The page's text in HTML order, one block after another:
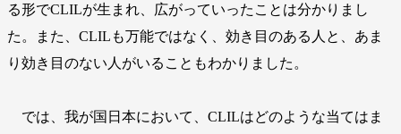
る形でCLILが生まれ、広がっていったことは分かりまし
た。また、CLILも万能ではなく、効き目のある人と、あま
り効き目のない人がいることもわかりました。
では、我が国日本において、CLILはどのような当てはま